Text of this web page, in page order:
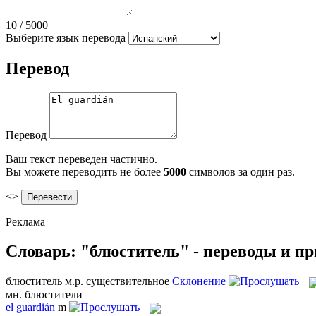
10 / 5000
Выберите язык перевода
Перевод
Перевод
Ваш текст переведен частично.
Вы можете переводить не более 5000 символов за один раз.
<>
Реклама
Словарь: "блюститель" - переводы и
блюститель м.р. существительное Склонение
мн. блюстители
el guardián m